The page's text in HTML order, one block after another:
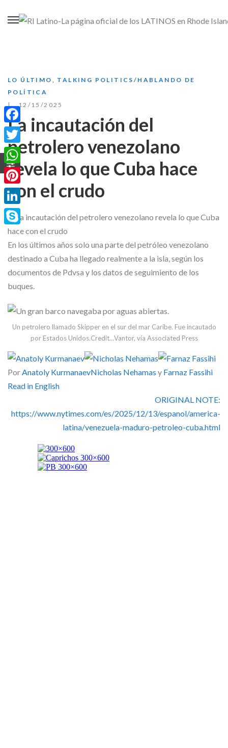
LO ÚLTIMO , TALKING POLITICS/HABLANDO DE
POLÍTICA
12/15/2025
La incautación del
petrolero venezolano
revela lo que Cuba hace
con el crudo
En los últimos años solo una parte del petróleo venezolano
destinado a Cuba ha llegado realmente a la isla, según los
documentos de Pdvsa y los datos de seguimiento de los
buques.
Un petrolero llamado Skipper en el sur del mar Caribe. Fue incautado
por Estados Unidos.Credit…Vantor, vía Associated Press
PorAnatoly KurmanaevNicholas Nehamas y Farnaz Fassihi
Read in English
ORIGINAL NOTE:
https://www.nytimes.com/es/2025/12/13/espanol/america-
latina/venezuela-maduro-petroleo-cuba.html
Facebook
Twitter
WhatsApp
Pinterest
LinkedIn
Skype